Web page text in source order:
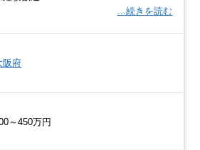
…続きを読む
阪府
～450万円